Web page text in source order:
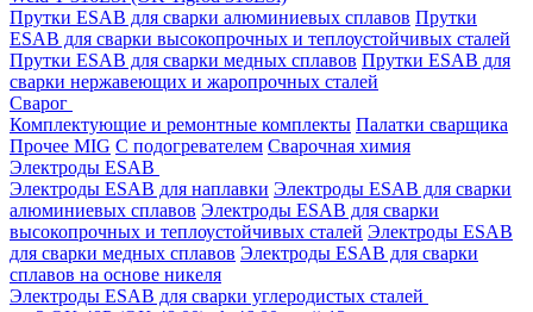
Прутки ESAB для сварки алюминиевых сплавов Прутки
ESAB для сварки высокопрочных и теплоустойчивых сталей
Прутки ESAB для сварки медных сплавов Прутки ESAB для
сварки нержавеющих и жаропрочных сталей
Сварог
Комплектующие и ремонтные комплекты Палатки сварщика
Прочее MIG С подогревателем Сварочная химия
Электроды ESAB
Электроды ESAB для наплавки Электроды ESAB для сварки
алюминиевых сплавов Электроды ESAB для сварки
высокопрочных и теплоустойчивых сталей Электроды ESAB
для сварки медных сплавов Электроды ESAB для сварки
сплавов на основе никеля
Электроды ESAB для сварки углеродистых сталей